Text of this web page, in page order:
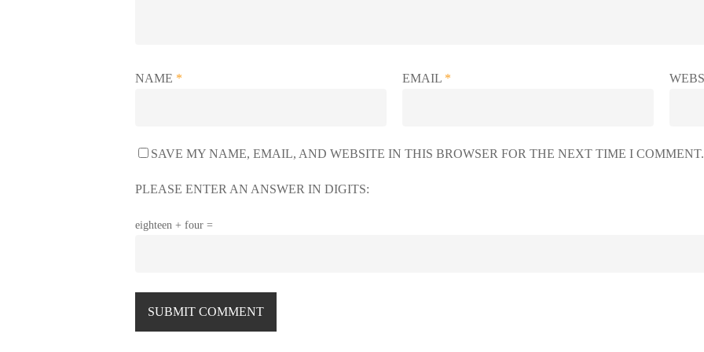
NAME * EMAIL *
SAVE MY NAME, EMAIL, AND WEBSITE IN THIS BROWSER FOR THE NEXT TIME I COMMENT.
PLEASE ENTER AN ANSWER IN DIGITS:
eighteen + four =